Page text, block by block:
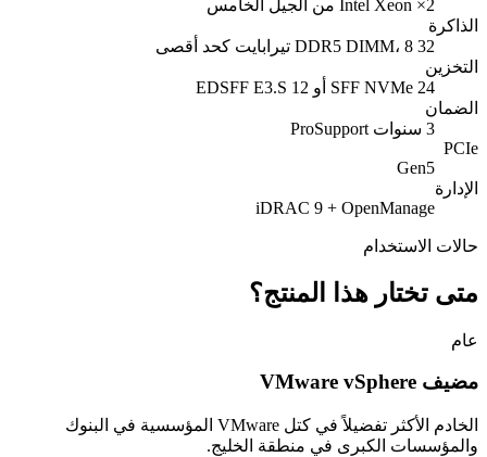
2× Intel Xeon من الجيل الخامس
الذاكرة
32 DDR5 DIMM، 8 تيرابايت كحد أقصى
التخزين
24 SFF NVMe أو 12 EDSFF E3.S
الضمان
3 سنوات ProSupport
PCIe
Gen5
الإدارة
iDRAC 9 + OpenManage
حالات الاستخدام
متى تختار هذا المنتج؟
عام
مضيف VMware vSphere
الخادم الأكثر تفضيلاً في كتل VMware المؤسسية في البنوك
والمؤسسات الكبرى في منطقة الخليج.